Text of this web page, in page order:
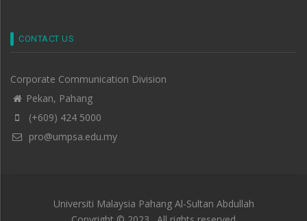
CONTACT US
Corporate Communication Division
Pekan, Pahang
(+609) 424 5000
pro@umpsa.edu.my
Universiti Malaysia Pahang Al-Sultan Abdullah